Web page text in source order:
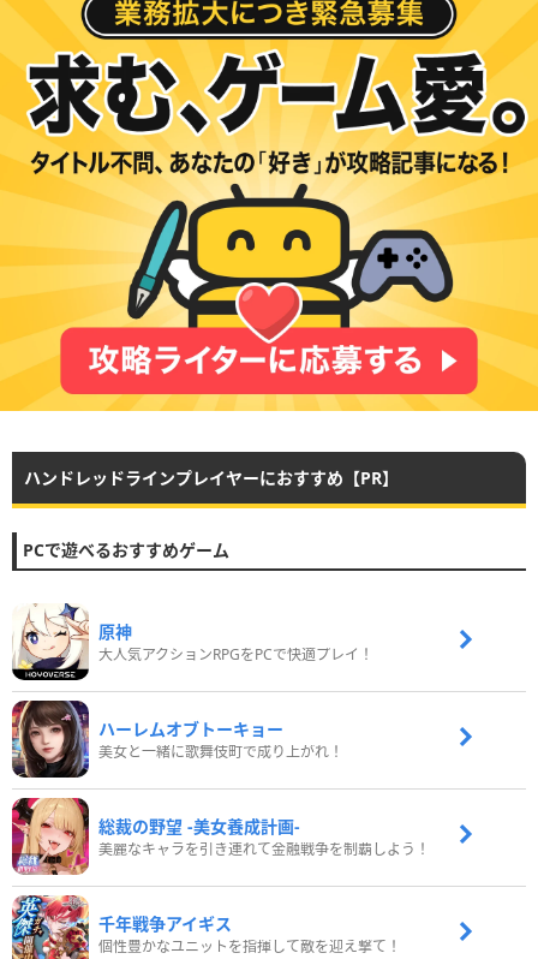
ハンドレッドラインプレイヤーにおすすめ【PR】
PCで遊べるおすすめゲーム
原神
大人気アクションRPGをPCで快適プレイ！
ハーレムオブトーキョー
美女と一緒に歌舞伎町で成り上がれ！
総裁の野望 -美女養成計画-
美麗なキャラを引き連れて金融戦争を制覇しよう！
千年戦争アイギス
個性豊かなユニットを指揮して敵を迎え撃て！